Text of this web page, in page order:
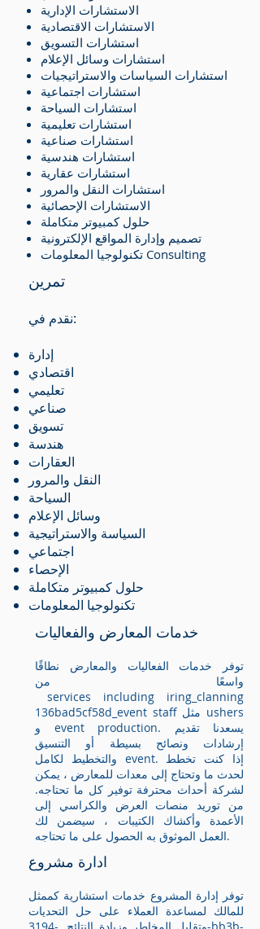
الاستشارات الإدارية
الاستشارات الاقتصادية
استشارات التسويق
استشارات وسائل الإعلام
استشارات السياسات والاستراتيجيات
استشارات اجتماعية
استشارات السياحة
استشارات تعليمية
استشارات صناعية
استشارات هندسية
استشارات عقارية
استشارات النقل والمرور
الاستشارات الإحصائية
حلول كمبيوتر متكاملة
تصميم وإدارة المواقع الإلكترونية
تكنولوجيا المعلومات Consulting
تمرين
نقدم في:
إدارة
اقتصادي
تعليمي
صناعي
تسويق
هندسة
العقارات
النقل والمرور
السياحة
وسائل الإعلام
السياسة والاستراتيجية
اجتماعي
الإحصاء
حلول كمبيوتر متكاملة
خدمات المعارض والفعاليات
توفر خدمات الفعاليات والمعارض نطاقًا
واسعًا من
services including iring_clanning
136bad5cf58d_event staff مثل ushers
و event production. يسعدنا تقديم
إرشادات ونصائح بسيطة أو التنسيق
والتخطيط لكامل event. إذا كنت تخطط
لحدث ما وتحتاج إلى معدات للمعارض ، يمكن
لشركة أحداث محترفة توفير كل ما تحتاجه.
من توريد منصات العرض والكراسي إلى
الأعمدة وأكشاك الكتيبات ، سيضمن لك
العمل الموثوق به الحصول على ما تحتاجه.
ادارة مشروع
توفر إدارة المشروع خدمات استشارية كممثل
للمالك لمساعدة العملاء على حل التحديات